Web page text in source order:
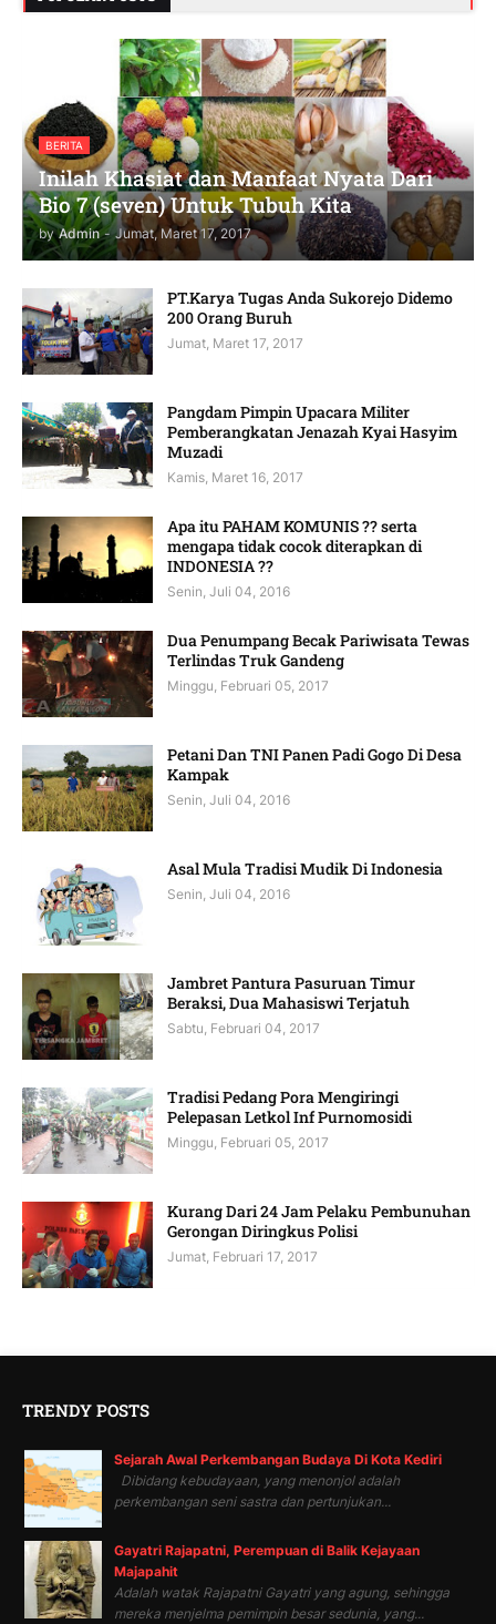
BERITA
Inilah Khasiat dan Manfaat Nyata Dari
Bio 7 (seven) Untuk Tubuh Kita
by Admin - Jumat, Maret 17, 2017
PT.Karya Tugas Anda Sukorejo Didemo
200 Orang Buruh
Jumat, Maret 17, 2017
Pangdam Pimpin Upacara Militer
Pemberangkatan Jenazah Kyai Hasyim
Muzadi
Kamis, Maret 16, 2017
Apa itu PAHAM KOMUNIS ?? serta
mengapa tidak cocok diterapkan di
INDONESIA ??
Senin, Juli 04, 2016
Dua Penumpang Becak Pariwisata Tewas
Terlindas Truk Gandeng
Minggu, Februari 05, 2017
Petani Dan TNI Panen Padi Gogo Di Desa
Kampak
Senin, Juli 04, 2016
Asal Mula Tradisi Mudik Di Indonesia
Senin, Juli 04, 2016
Jambret Pantura Pasuruan Timur
Beraksi, Dua Mahasiswi Terjatuh
Sabtu, Februari 04, 2017
Tradisi Pedang Pora Mengiringi
Pelepasan Letkol Inf Purnomosidi
Minggu, Februari 05, 2017
Kurang Dari 24 Jam Pelaku Pembunuhan
Gerongan Diringkus Polisi
Jumat, Februari 17, 2017
TRENDY POSTS
Sejarah Awal Perkembangan Budaya Di Kota Kediri
Dibidang kebudayaan, yang menonjol adalah
perkembangan seni sastra dan pertunjukan...
Gayatri Rajapatni, Perempuan di Balik Kejayaan
Majapahit
Adalah watak Rajapatni Gayatri yang agung, sehingga
mereka menjelma pemimpin besar sedunia, yang...